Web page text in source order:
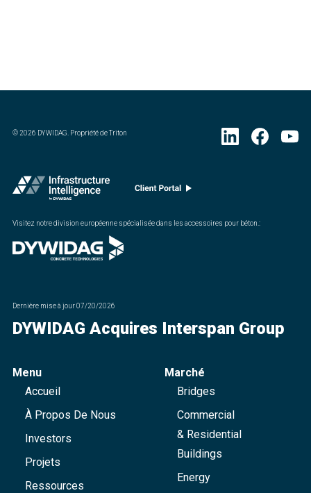
©2026 DYWIDAG. Propriété de Triton
Visitez notre division européenne spécialisée dans les accessoires pour béton.:
Dernière mise à jour07/20/2026
DYWIDAG Acquires Interspan Group
Menu
Accueil
À Propos De Nous
Investors
Projets
Ressources
Marché
Bridges
Commercial
& Residential
Buildings
Energy